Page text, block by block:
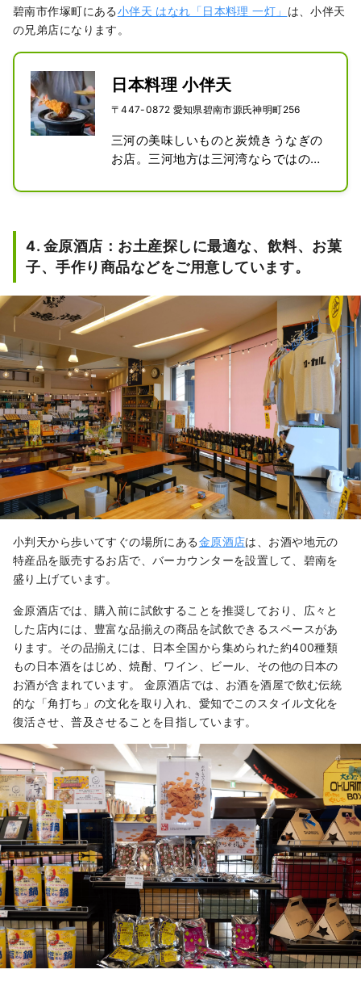
碧南市作塚町にある小伴天 はなれ「日本料理 一灯」 は、小伴天
の兄弟店になります。
日本料理 小伴天
〒447-0872 愛知県碧南市源氏神明町256
三河の美味しいものと炭焼きうなぎの
お店。三河地方は三河湾ならではの魚
まれております。
でもあります。漁師や農家、調味料の
生産者さんたちともつながりこの地の
にもチャレンジし続けています。
碧南から、一度、外に出て、料理の修
行を積んだ店主だからこそ理解が深ま
った地元の食材を生かした料理は、奥
が深く、感動的な美味しさです。
創業大正９年からの伝統と料理人の培
った技術と新しい感性にて春・夏・
秋・冬  三河の四季の味を提供してお
ります。
4. 金原酒店：お土産探しに最適な、飲料、お菓
子、手作り商品などをご用意しています。
小判天から歩いてすぐの場所にある金原酒店は、お酒や地元の
特産品を販売するお店で、バーカウンターを設置して、碧南を
盛り上げています。
金原酒店では、購入前に試飲することを推奨しており、広々と
した店内には、豊富な品揃えの商品を試飲できるスペースがあ
ります。その品揃えには、日本全国から集められた約400種類
もの日本酒をはじめ、焼酎、ワイン、ビール、その他の日本の
お酒が含まれています。 金原酒店では、お酒を酒屋で飲む伝統
的な「角打ち」の文化を取り入れ、愛知でこのスタイル文化を
復活させ、普及させることを目指しています。